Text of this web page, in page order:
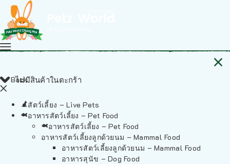
ไม่มีสินค้าในตะกร้า
Back
สัตว์เลี้ยง – Live Pets
อาหารสัตว์เลี้ยง – Pet Food
อาหารสัตว์เลี้ยง – Pet Food
อาหารสัตว์เลี้ยงลูกด้วยนม – Mammal Food
อาหารสัตว์เลี้ยงลูกด้วยนม – Mammal Food
อาหารสุนัข – Dog Food